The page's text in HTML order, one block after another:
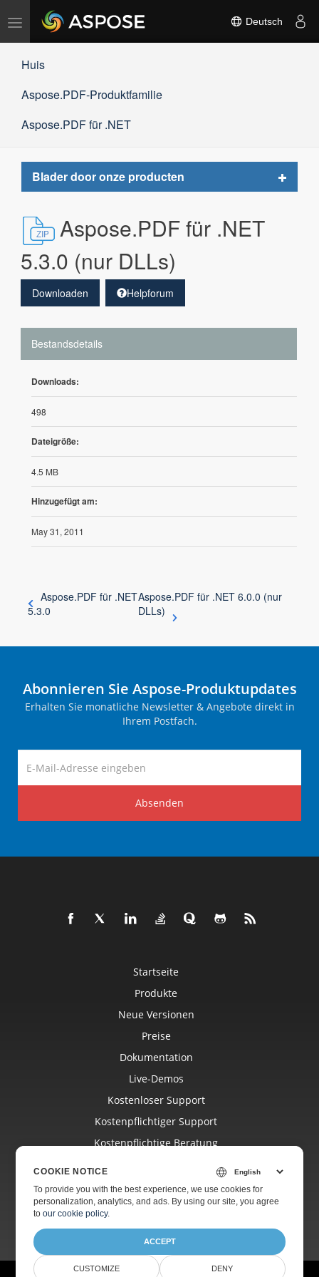
Navigation
umschalten
Deutsch
Huis
Aspose.PDF-Produktfamilie
Aspose.PDF für .NET
Blader door onze producten
Toggle
Aspose.PDF für .NET
5.3.0 (nur DLLs)
Downloaden Helpforum
Bestandsdetails
Downloads:
498
Dateigröße:
4.5 MB
Hinzugefügt am:
May 31, 2011
Aspose.PDF für .NET
5.3.0
Aspose.PDF für .NET 6.0.0 (nur
DLLs)
Abonnieren Sie Aspose-Produktupdates
Erhalten Sie monatliche Newsletter & Angebote direkt in
Ihrem Postfach.
Absenden
Startseite
Produkte
Neue Versionen
Preise
Dokumentation
Live-Demos
Kostenloser Support
Kostenpflichtiger Support
Kostenpflichtige Beratung
Websites
Über Uns
COOKIE NOTICE
To provide you with the best experience, we use cookies for
personalization, analytics, and ads. By using our site, you agree
toour cookie policy.
ACCEPT
CUSTOMIZE DENY